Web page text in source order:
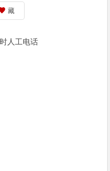
藏
人工电话